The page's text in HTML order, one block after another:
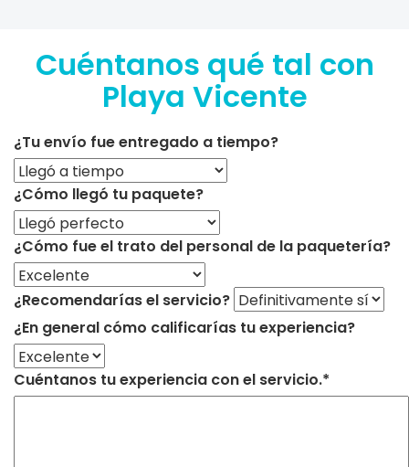
Cuéntanos qué tal con
Playa Vicente
¿Tu envío fue entregado a tiempo?
¿Cómo llegó tu paquete?
¿Cómo fue el trato del personal de la paquetería?
¿Recomendarías el servicio?
¿En general cómo calificarías tu experiencia?
Cuéntanos tu experiencia con el servicio.*